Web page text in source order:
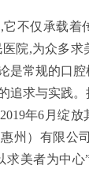
它不仅承载着
院,为众多求
是常规的口
追求与实践
年6月绽
州）有限公
求美者为中